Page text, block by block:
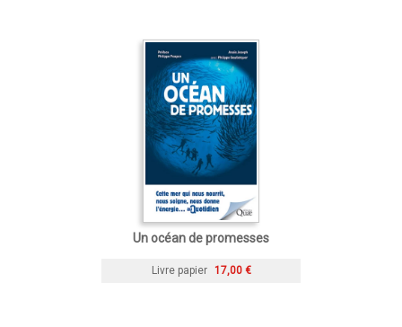
Un océan de promesses
Livre papier 17,00 €